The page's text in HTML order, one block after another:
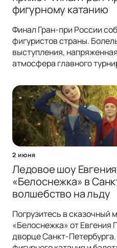
фигурному катанию
Финал Гран-при России
фигуристов страны.
выступления,
атмосфера главного
2 июня
Ледовое шоу
«Белоснежка» в
волшебство на льду
Погрузитесь в сказочный
«Белоснежка» от
дворце Санкт-